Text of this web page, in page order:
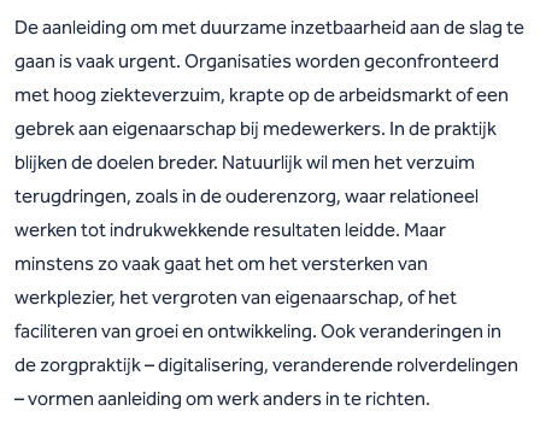
De aanleiding om met duurzame inzetbaarheid aan de slag te
gaan is vaak urgent. Organisaties worden geconfronteerd
met hoog ziekteverzuim, krapte op de arbeidsmarkt of een
gebrek aan eigenaarschap bij medewerkers. In de praktijk
blijken de doelen breder. Natuurlijk wil men het verzuim
terugdringen, zoals in de ouderenzorg, waar relationeel
werken tot indrukwekkende resultaten leidde. Maar
minstens zo vaak gaat het om het versterken van
werkplezier, het vergroten van eigenaarschap, of het
faciliteren van groei en ontwikkeling. Ook veranderingen in
de zorgpraktijk – digitalisering, veranderende rolverdelingen
– vormen aanleiding om werk anders in te richten.